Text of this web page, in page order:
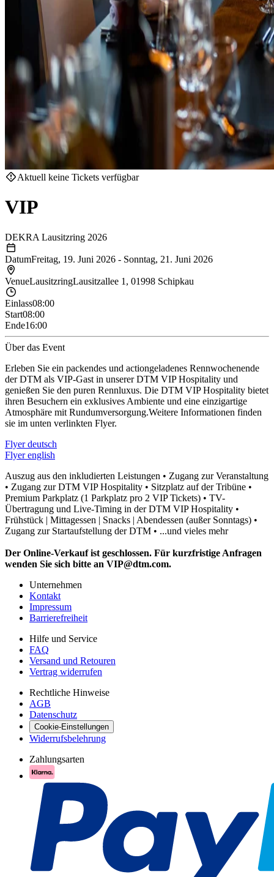
Aktuell keine Tickets verfügbar
VIP
DEKRA Lausitzring 2026
DatumFreitag, 19. Juni 2026 - Sonntag, 21. Juni 2026
VenueLausitzringLausitzallee 1, 01998 Schipkau
Einlass08:00
Start08:00
Ende16:00
Über das Event
Erleben Sie ein packendes und actiongeladenes Rennwochenende
der DTM als VIP-Gast in unserer DTM VIP Hospitality und
genießen Sie den puren Rennluxus. Die DTM VIP Hospitality bietet
ihren Besuchern ein exklusives Ambiente und eine einzigartige
Atmosphäre mit Rundumversorgung.Weitere Informationen finden
sie im unten verlinkten Flyer.
Flyer deutsch
Flyer english
Auszug aus den inkludierten Leistungen • Zugang zur Veranstaltung
• Zugang zur DTM VIP Hospitality • Sitzplatz auf der Tribüne •
Premium Parkplatz (1 Parkplatz pro 2 VIP Tickets) • TV-
Übertragung und Live-Timing in der DTM VIP Hospitality •
Frühstück | Mittagessen | Snacks | Abendessen (außer Sonntags) •
Zugang zur Startaufstellung der DTM • ...und vieles mehr
Der Online-Verkauf ist geschlossen. Für kurzfristige Anfragen
wenden Sie sich bitte an VIP@dtm.com.
Unternehmen
Kontakt
Impressum
Barrierefreiheit
Hilfe und Service
FAQ
Versand und Retouren
Vertrag widerrufen
Rechtliche Hinweise
AGB
Datenschutz
Cookie-Einstellungen
Widerrufsbelehrung
Zahlungsarten